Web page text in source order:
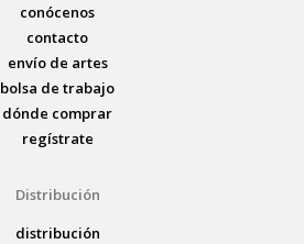
conócenos
contacto
envío de artes
bolsa de trabajo
dónde comprar
regístrate
Distribución
distribución